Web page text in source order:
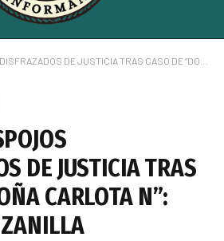
DE JUSTICIA TRAS CASO DE “DOÑA CARLOTA N”: EMILIO MANZANILLA
DE JUSTICIA TRAS
CARLOTA N”: